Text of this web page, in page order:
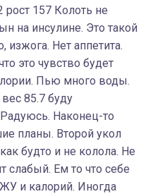
рост 157 Колоть не
на инсулине. Это такой
Нет аппетита.
это чувство будет
Пью много воды.
85.7 буду
Наконец-то
планы. Второй укол
будто и не колола. Не
слабый. Ем то что себе
и калорий. Иногда